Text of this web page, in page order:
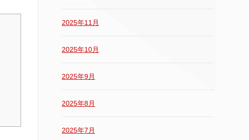
2025年11月
2025年10月
2025年9月
2025年8月
2025年7月